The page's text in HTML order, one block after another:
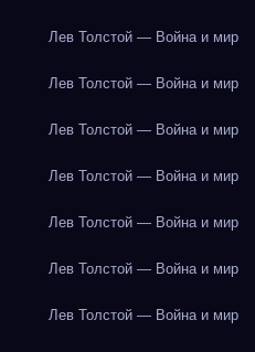
Лев Толстой — Война и мир
Лев Толстой — Война и мир
Лев Толстой — Война и мир
Лев Толстой — Война и мир
Лев Толстой — Война и мир
Лев Толстой — Война и мир
Лев Толстой — Война и мир